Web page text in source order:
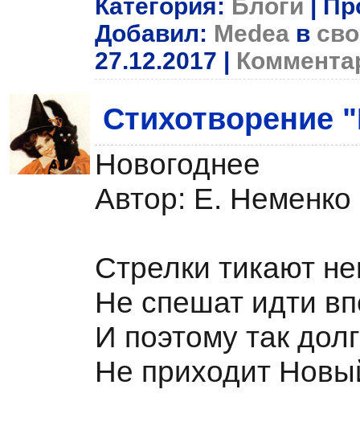
Категория: Блоги |
Добавил: Medea в
27.12.2017 |
Стихотворение
Новогоднее
Автор: Е. Неменко
Стрелки тикают
Не спешат идти
И поэтому так
Не приходит